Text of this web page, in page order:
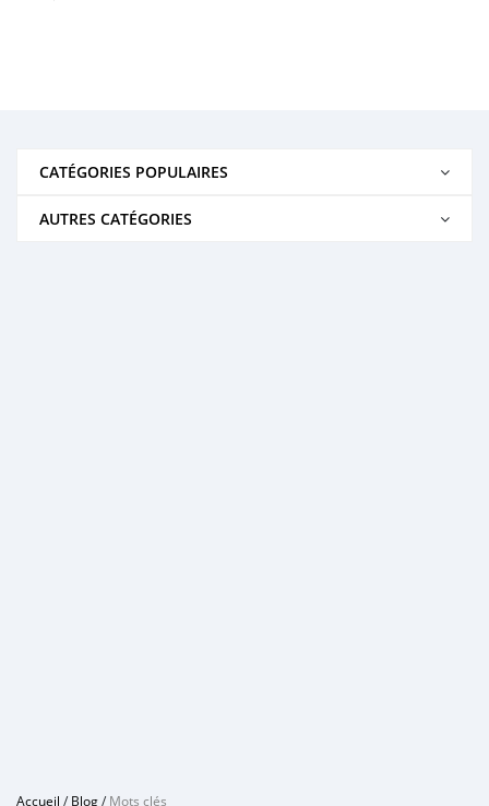
CATÉGORIES POPULAIRES
AUTRES CATÉGORIES
Accueil /Blog/Mots clés